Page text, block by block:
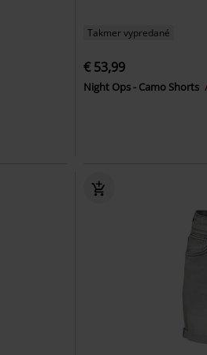
Takmer vypredané
€ 53,99
Night Ops - Camo Shorts